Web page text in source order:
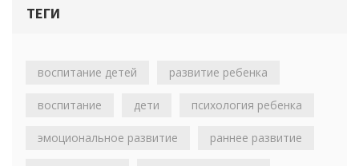
ТЕГИ
воспитание детей развитие ребенка
воспитание дети психология ребенка
эмоциональное развитие раннее развитие